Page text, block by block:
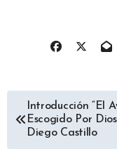
de
Introducción “El
Escogido Por
Diego Castillo